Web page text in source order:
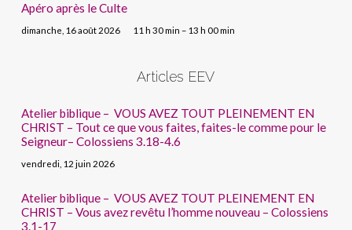
Apéro après le Culte
dimanche, 16 août 2026 11 h 30 min – 13 h 00 min
Articles EEV
Atelier biblique – VOUS AVEZ TOUT PLEINEMENT EN
CHRIST – Tout ce que vous faites, faites-le comme pour le
Seigneur– Colossiens 3.18-4.6
vendredi, 12 juin 2026
Atelier biblique – VOUS AVEZ TOUT PLEINEMENT EN
CHRIST – Vous avez revêtu l’homme nouveau – Colossiens
3.1-17